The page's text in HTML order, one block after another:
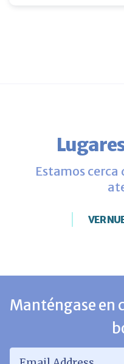
Estamos
VER
Manténgase en
Email Address